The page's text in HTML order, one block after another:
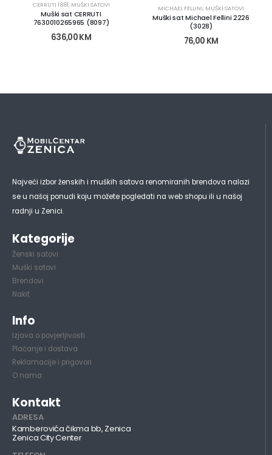
CERRUTI 1881, MUŠKI SATOVI
Muški sat CERRUTI
7630010265965 (8097)
636,00KM
MICHAEL FELLINI, MUŠKI SATOVI
Muški sat Michael Fellini 2226
(3028)
76,00 KM
Najveći izbor ženskih i muških satova renomiranih brendova nalazi
se u našoj ponudi koju možete pogledati na web shopu ili u našoj
radnji u Zenici.
Kategorije
Ženski satovi
Muški satovi
Brendovi
Nakit
Info
Izjava o povjerljivosti
Plaćanje i dostava
Reklamacije i prigovori
O nama
Kontakt
ADRESA
Kamberovića čikma bb, Zenica
Zenica City Center